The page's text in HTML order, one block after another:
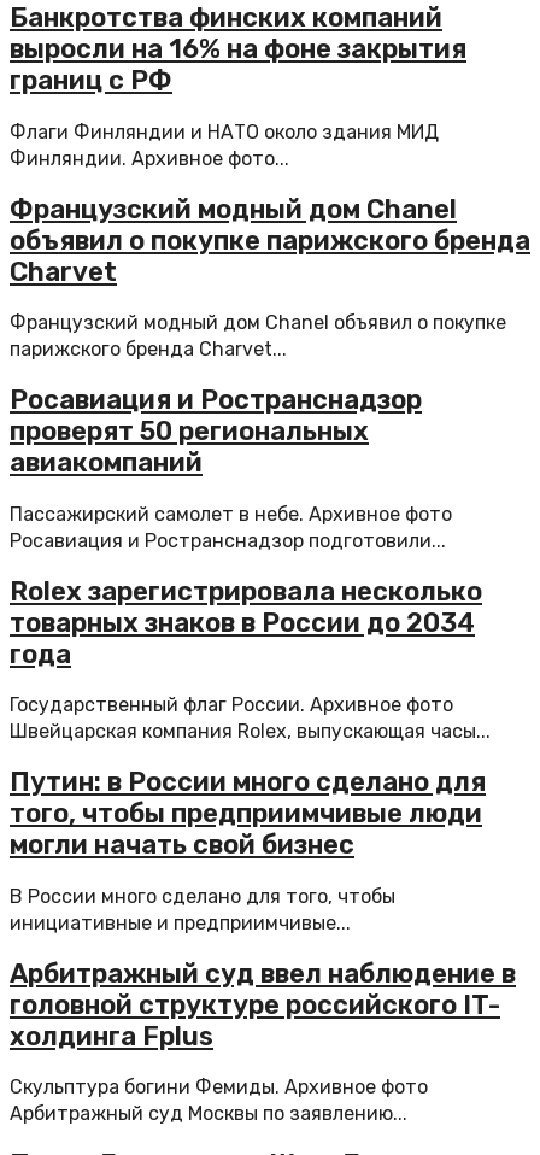
Банкротства финских компаний
выросли на 16% на фоне закрытия
границ с РФ
Флаги Финляндии и НАТО около здания МИД
Финляндии. Архивное фото...
Французский модный дом Chanel
объявил о покупке парижского бренда
Charvet
Французский модный дом Chanel объявил о покупке
парижского бренда Charvet...
Росавиация и Ространснадзор
проверят 50 региональных
авиакомпаний
Пассажирский самолет в небе. Архивное фото
Росавиация и Ространснадзор подготовили...
Rolex зарегистрировала несколько
товарных знаков в России до 2034
года
Государственный флаг России. Архивное фото
Швейцарская компания Rolex, выпускающая часы...
Путин: в России много сделано для
того, чтобы предприимчивые люди
могли начать свой бизнес
В России много сделано для того, чтобы
инициативные и предприимчивые...
Арбитражный суд ввел наблюдение в
головной структуре российского IT-
холдинга Fplus
Скульптура богини Фемиды. Архивное фото
Арбитражный суд Москвы по заявлению...